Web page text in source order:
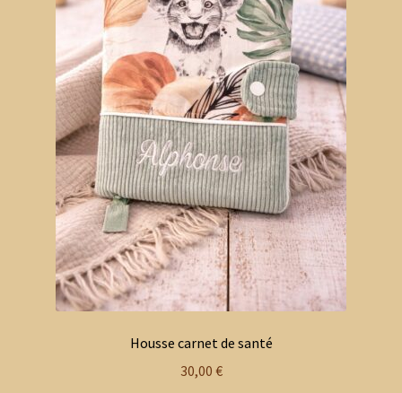
Housse carnet de santé
30,00 €